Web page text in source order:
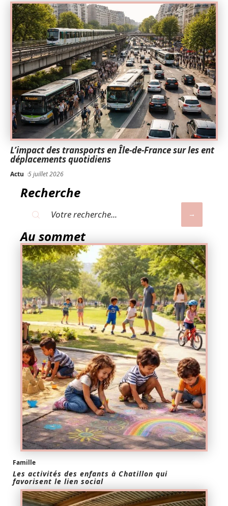
L’impact des transports en Île-de-France sur les ent
déplacements quotidiens
Actu 5 juillet 2026
Recherche
Au sommet
Famille
Les activités des enfants à Chatillon qui
favorisent le lien social